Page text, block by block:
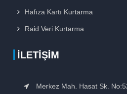
Hafıza Kartı Kurtarma
Raid Veri Kurtarma
İLETIŞIM
Merkez Mah. Hasat Sk.